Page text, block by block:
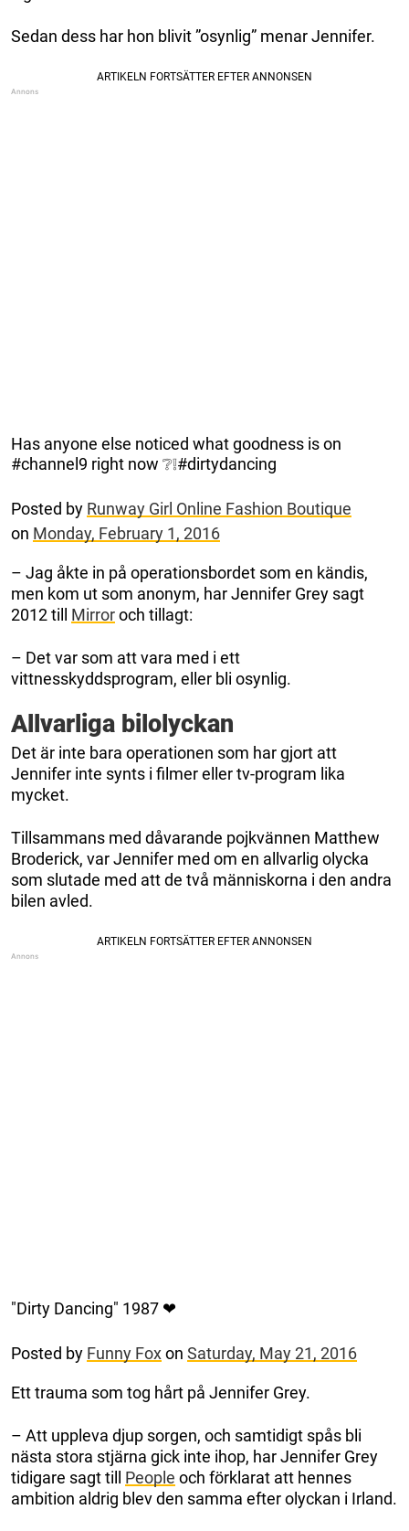
Sedan dess har hon blivit ”osynlig” menar Jennifer.
Has anyone else noticed what goodness is on
#channel9 right now ❔❕#dirtydancing
Posted by Runway Girl Online Fashion Boutique
on Monday, February 1, 2016
– Jag åkte in på operationsbordet som en kändis,
men kom ut som anonym, har Jennifer Grey sagt
2012 till Mirroroch tillagt:
– Det var som att vara med i ett
vittnesskyddsprogram, eller bli osynlig.
Allvarliga bilolyckan
Det är inte bara operationen som har gjort att
Jennifer inte synts i filmer eller tv-program lika
mycket.
Tillsammans med dåvarande pojkvännen Matthew
Broderick, var Jennifer med om en allvarlig olycka
som slutade med att de två människorna i den andra
bilen avled.
"Dirty Dancing" 1987 ❤
Posted by Funny Foxon Saturday, May 21, 2016
Ett trauma som tog hårt på Jennifer Grey.
– Att uppleva djup sorgen, och samtidigt spås bli
nästa stora stjärna gick inte ihop, har Jennifer Grey
tidigare sagt till People och förklarat att hennes
ambition aldrig blev den samma efter olyckan i Irland.